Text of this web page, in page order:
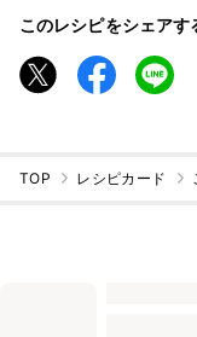
このレシピをシェアす
TOP レシピカード